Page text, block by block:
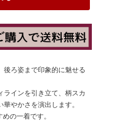
後ろ姿まで印象的に魅せる
ラインを引き立て、柄スカ
やかさを演出します。
の一着です。